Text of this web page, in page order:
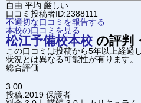
自由 平均 厳しい
口コミ投稿者ID:2388111
不適切な口コミを報告する
本校の口コミを見る
松江予備校本校 の評判
この口コミは投稿から5年以上経過
状況とは異なる可能性が有ります。
総合評価
3.00
投稿:2019 保護者